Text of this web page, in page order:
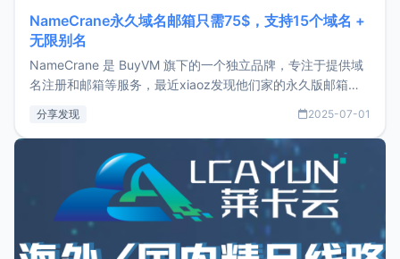
NameCrane永久域名邮箱只需75$，支持15个域名 +
无限别名
NameCrane 是 BuyVM 旗下的一个独立品牌，专注于提供域
名注册和邮箱等服务，最近xiaoz发现他们家的永久版邮箱服
又实惠的域名邮箱，不妨尝试一下 NameCrane。注册
NameCraneNameCrane不支持直接注册，必须要购买
分享发现 2025-07-01